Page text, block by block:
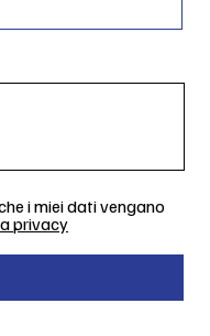
i miei dati vengano
privacy